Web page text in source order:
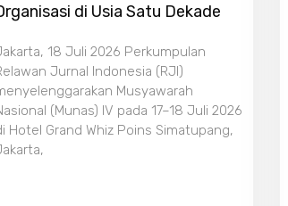
di Usia Satu Dekade
18 Juli 2026 Perkumpulan
Jurnal Indonesia (RJI)
Musyawarah
(Munas) IV pada 17–18 Juli 2026
Hotel Grand Whiz Poins Simatupang,